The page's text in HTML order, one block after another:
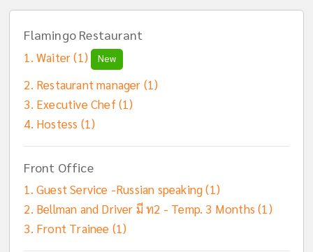
Flamingo Restaurant
Waiter (1) New
Restaurant manager (1)
Executive Chef (1)
Hostess (1)
Front Office
Guest Service -Russian speaking (1)
Bellman and Driver มี ท2 - Temp. 3 Months (1)
Front Trainee (1)